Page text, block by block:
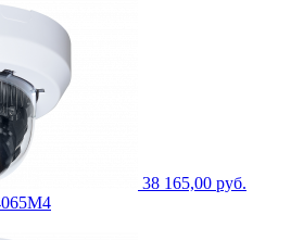
38 165,00 руб.